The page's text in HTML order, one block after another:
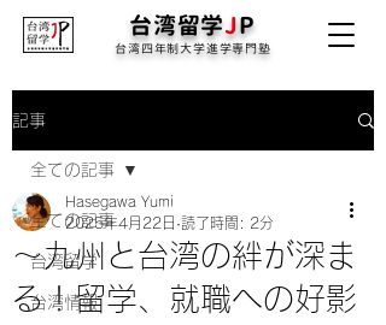
台湾留学JP
台湾四年制大学進学専門塾
記事
全ての記事
台湾留学
台湾情報
全ての記事
〜九州と台湾の絆が深ま
る！留学、就職への好影
Hasegawa Yumi
2025年4月22日 読了時間: 2分